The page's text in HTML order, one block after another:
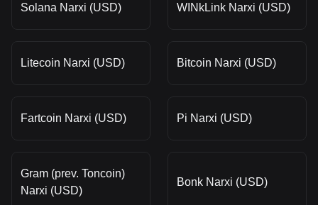
Solana Narxi (USD) WINkLink Narxi (USD)
Litecoin Narxi (USD) Bitcoin Narxi (USD)
Fartcoin Narxi (USD) Pi Narxi (USD)
Gram (prev. Toncoin)
Narxi (USD)
Bonk Narxi (USD)